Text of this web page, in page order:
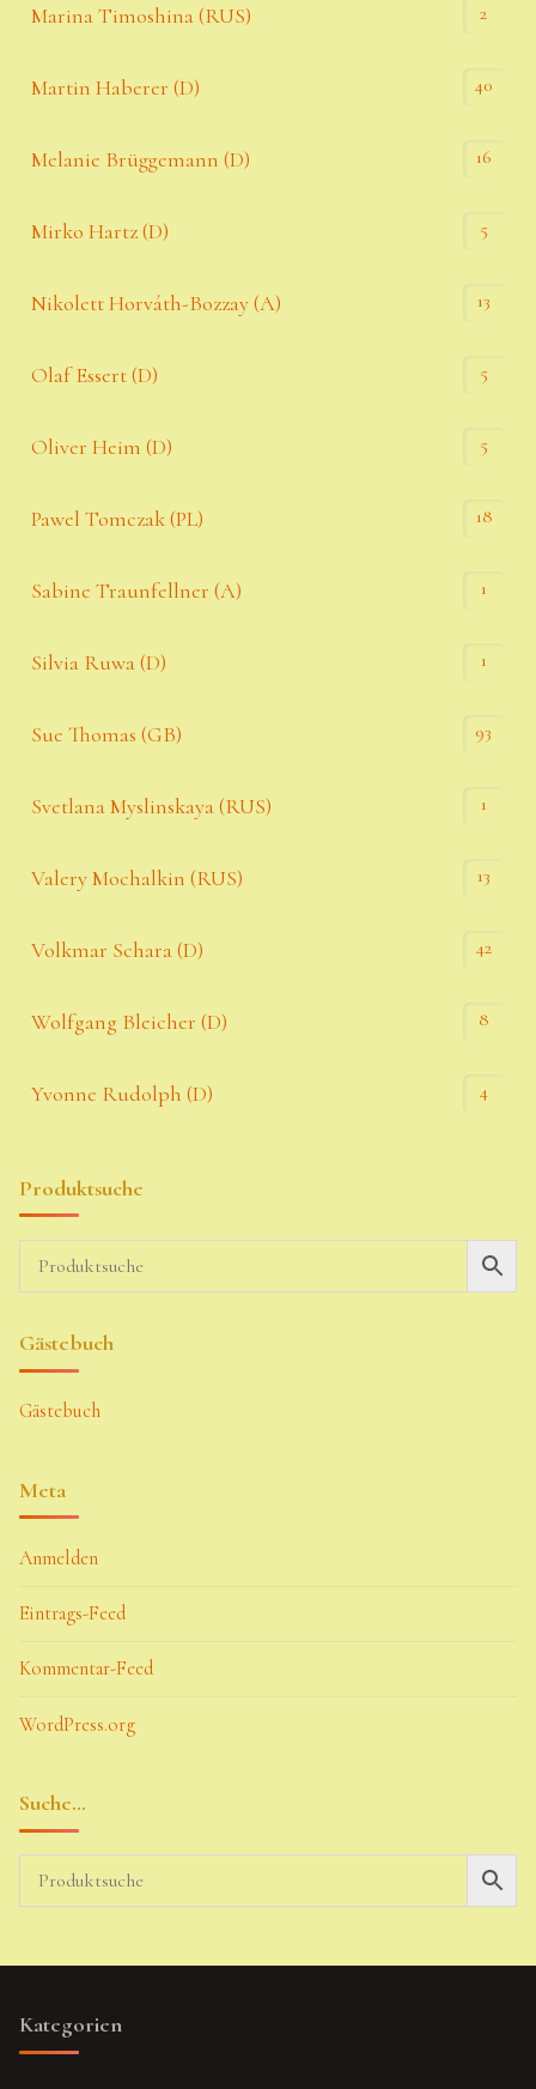
Marina Timoshina (RUS) 2
Martin Haberer (D) 40
Melanie Brüggemann (D) 16
Mirko Hartz (D) 5
Nikolett Horváth-Bozzay (A) 13
Olaf Essert (D) 5
Oliver Heim (D) 5
Pawel Tomczak (PL) 18
Sabine Traunfellner (A) 1
Silvia Ruwa (D) 1
Sue Thomas (GB) 93
Svetlana Myslinskaya (RUS) 1
Valery Mochalkin (RUS) 13
Volkmar Schara (D) 42
Wolfgang Bleicher (D) 8
Yvonne Rudolph (D) 4
Produktsuche
Gästebuch
Gästebuch
Meta
Anmelden
Eintrags-Feed
Kommentar-Feed
WordPress.org
Suche…
Kategorien